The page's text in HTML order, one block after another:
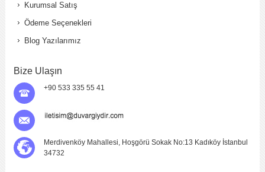
Kurumsal Satış
Ödeme Seçenekleri
Blog Yazılarımız
Bize Ulaşın
+90 533 335 55 41
Merdivenköy Mahallesi, Hoşgörü Sokak No:13 Kadıköy İstanbul
34732